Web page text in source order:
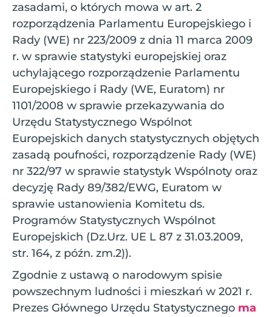
zasadami, o których mowa w art. 2
rozporządzenia Parlamentu Europejskiego i
Rady (WE) nr 223/2009 z dnia 11 marca 2009
r. w sprawie statystyki europejskiej oraz
uchylającego rozporządzenie Parlamentu
Europejskiego i Rady (WE, Euratom) nr
1101/2008 w sprawie przekazywania do
Urzędu Statystycznego Wspólnot
Europejskich danych statystycznych objętych
zasadą poufności, rozporządzenie Rady (WE)
nr 322/97 w sprawie statystyk Wspólnoty oraz
decyzję Rady 89/382/EWG, Euratom w
sprawie ustanowienia Komitetu ds.
Programów Statystycznych Wspólnot
Europejskich (Dz.Urz. UE L 87 z 31.03.2009,
str. 164, z późn. zm.2)).
Zgodnie z ustawą o narodowym spisie
powszechnym ludności i mieszkań w 2021 r.
Prezes Głównego Urzędu Statystycznego ma